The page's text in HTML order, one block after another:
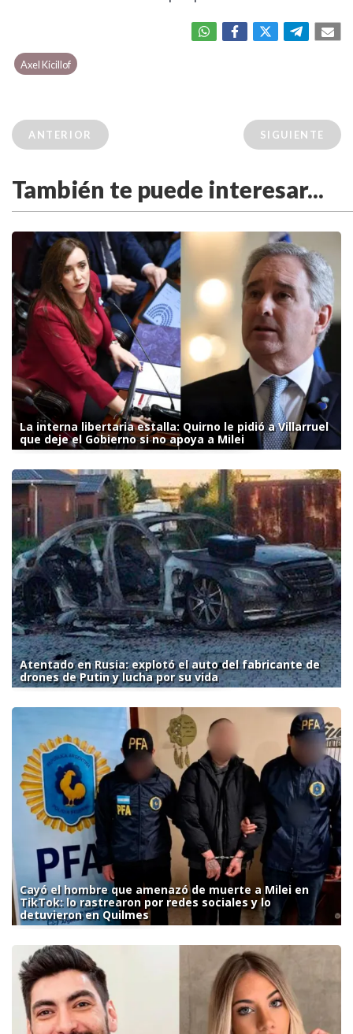
Axel Kicillof
ANTERIOR SIGUIENTE
También te puede interesar...
La interna libertaria estalla: Quirno le pidió a Villarruel
que deje el Gobierno si no apoya a Milei
Atentado en Rusia: explotó el auto del fabricante de
drones de Putin y lucha por su vida
Cayó el hombre que amenazó de muerte a Milei en
TikTok: lo rastrearon por redes sociales y lo
detuvieron en Quilmes